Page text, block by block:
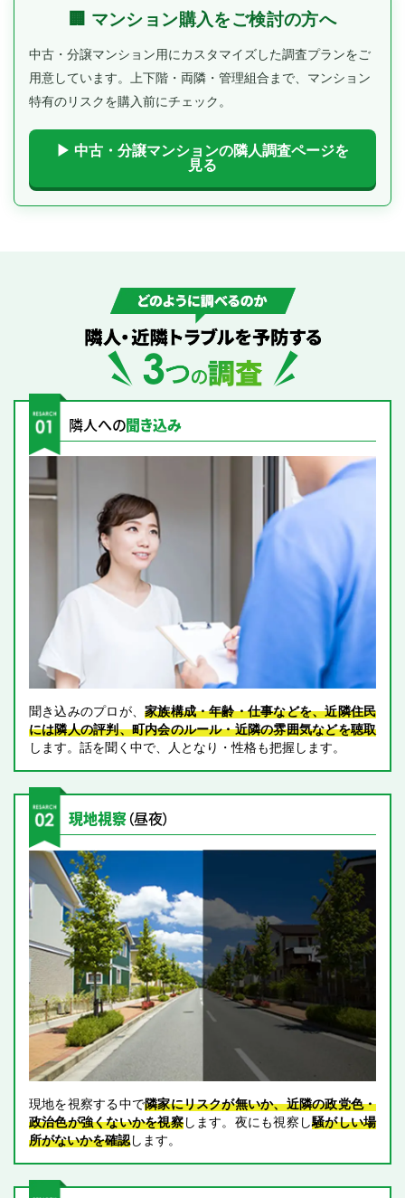
🏢 マンション購入をご検討の方へ
中古・分譲マンション用にカスタマイズした調査プランをご
用意しています。 上下階・両隣・管理組合まで、マンション
特有のリスクを購入前にチェック。
▶ 中古・分譲マンションの隣人調査ページを
見る
どのように調べるのか｜隣人・近隣トラブルを予防する3つの調査
隣人への聞き込み
聞き込みのプロが、家族構成・年齢・仕事などを、近隣住民
には隣人の評判、町内会のルール・近隣の雰囲気などを聴取
します。話を聞く中で、人となり・性格も把握します。
現地視察（昼夜）
現地を視察する中で隣家にリスクが無いか、近隣の政党色・
政治色が強くないかを視察します。夜にも視察し騒がしい場
所がないかを確認します。